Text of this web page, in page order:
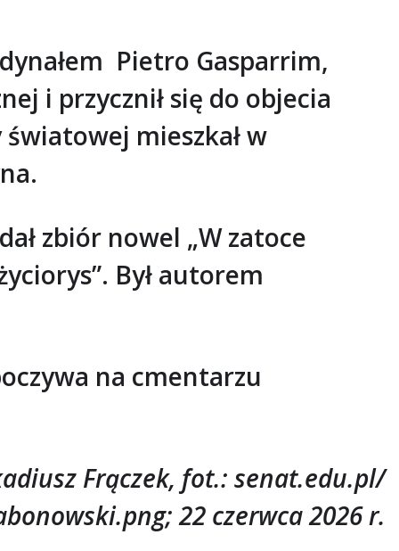
Pietro Gasparrim,
i przycznił się do objecia
mieszkał w
zbiór nowel „W zatoce
Był autorem
na cmentarzu
Frączek, fot.: senat.edu.pl/
22 czerwca 2026 r.